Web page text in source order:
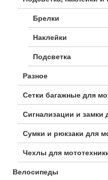
Брелки
Наклейки
Подсветка
Разное
Сетки багажные для
Сигнализации и замки
Сумки и рюкзаки для
Чехлы для
Велосипеды